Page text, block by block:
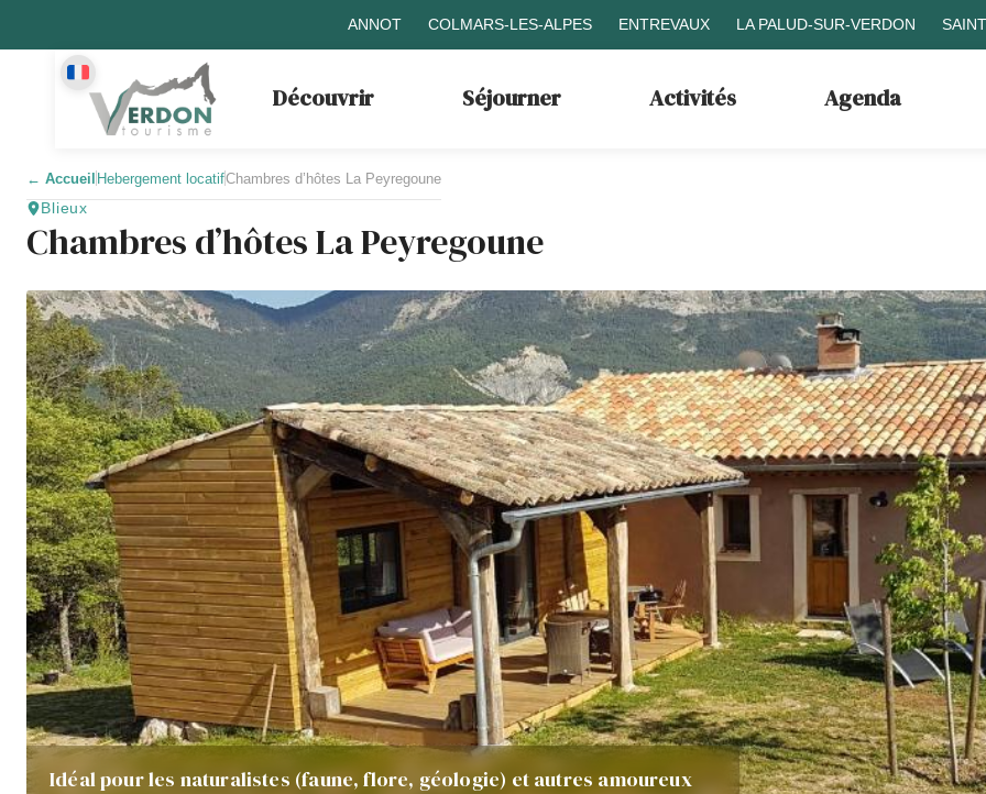
ANNOT COLMARS-LES-ALPES ENTREVAUX LA PALUD-SUR-VERDON
Découvrir Séjourner Activités Agenda
← Accueil Hebergement locatifChambres d’hôtes La Peyregoune
Blieux
Chambres d’hôtes La Peyregoune
Idéal pour les naturalistes (faune, flore, géologie) et autres amoureux